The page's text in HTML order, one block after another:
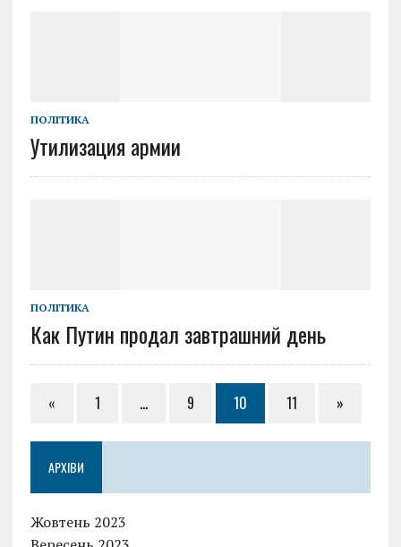
ПОЛІТИКА
Утилизация армии
ПОЛІТИКА
Как Путин продал завтрашний день
« 1 … 9 10 11 »
АРХІВИ
Жовтень 2023